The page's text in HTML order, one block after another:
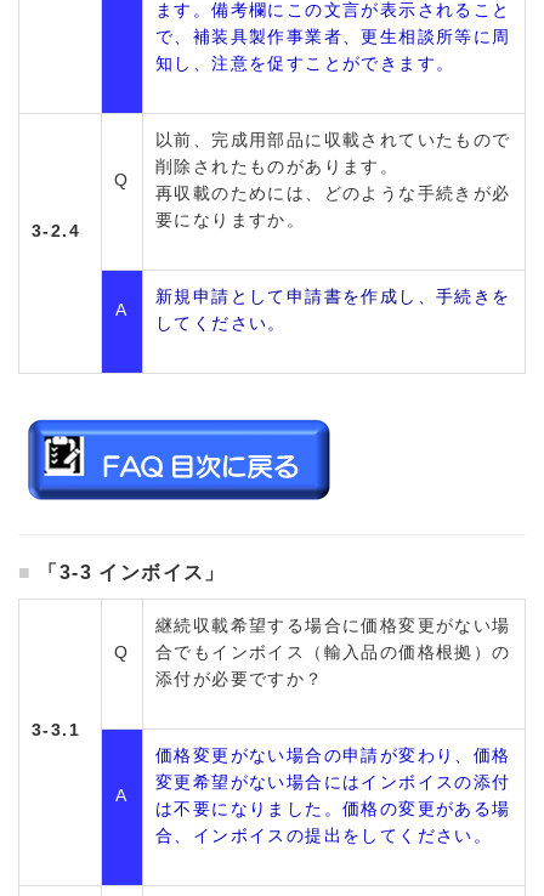
ます。備考欄にこの文言が表示されること
で、補装具製作事業者、更生相談所等に周
知し、注意を促すことができます。
3-2.4
Q
以前、完成用部品に収載されていたもので
削除されたものがあります。
再収載のためには、どのような手続きが必
要になりますか。
A
新規申請として申請書を作成し、手続きを
してください。
「3-3 インボイス」
3-3.1
Q
継続収載希望する場合に価格変更がない場
合でもインボイス（輸入品の価格根拠）の
添付が必要ですか？
A
価格変更がない場合の申請が変わり、価格
変更希望がない場合にはインボイスの添付
は不要になりました。価格の変更がある場
合、インボイスの提出をしてください。